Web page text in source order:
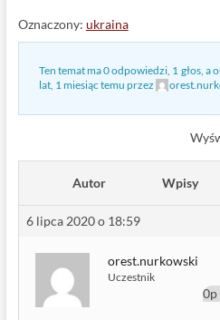
Oznaczony: ukraina
Ten temat ma 0 odpowiedzi, 1 głos,
lat, 1 miesiąc temu przez
Autor Wpisy
6 lipca 2020 o 18:59
orest.nurkowski
Uczestnik
0p